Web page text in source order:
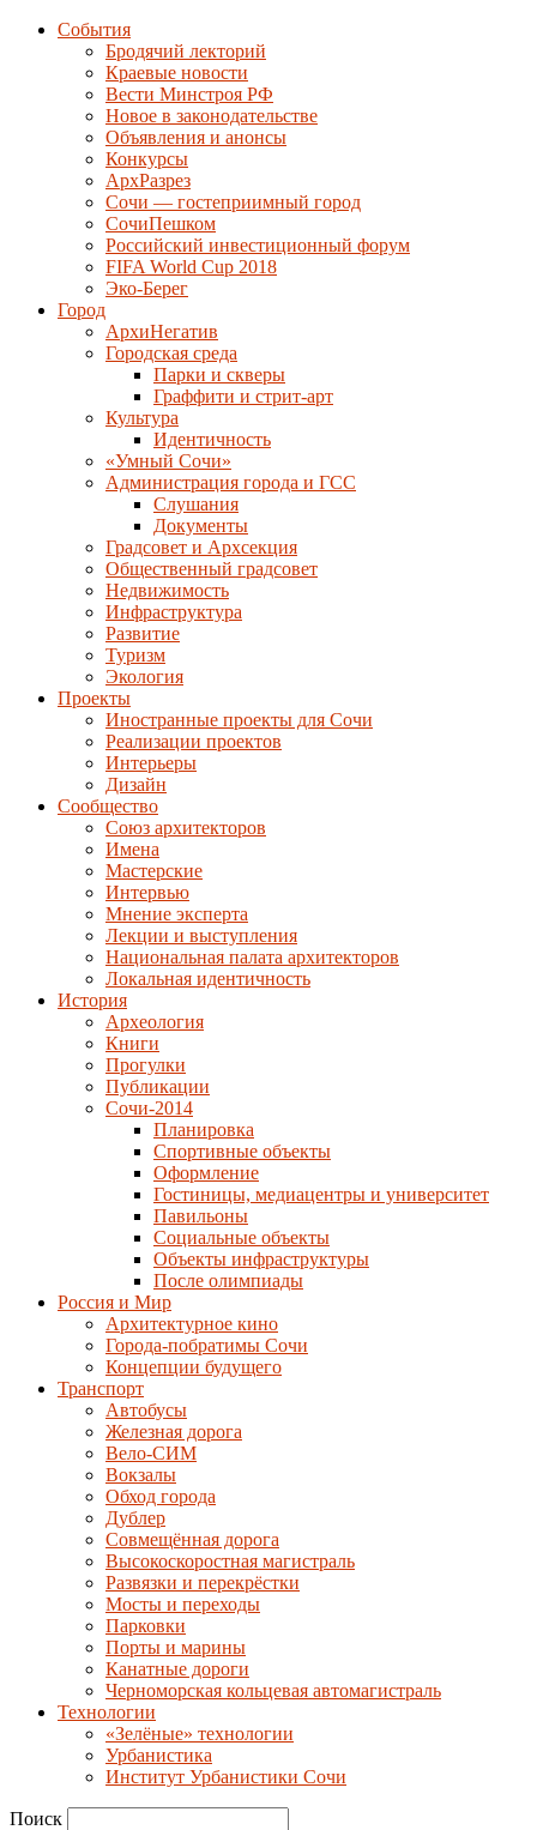
События
Бродячий лекторий
Краевые новости
Вести Минстроя РФ
Новое в законодательстве
Объявления и анонсы
Конкурсы
АрхРазрез
Сочи — гостеприимный город
СочиПешком
Российский инвестиционный форум
FIFA World Cup 2018
Эко-Берег
Город
АрхиНегатив
Городская среда
Парки и скверы
Граффити и стрит-арт
Культура
Идентичность
«Умный Сочи»
Администрация города и ГСС
Слушания
Документы
Градсовет и Архсекция
Общественный градсовет
Недвижимость
Инфраструктура
Развитие
Туризм
Экология
Проекты
Иностранные проекты для Сочи
Реализации проектов
Интерьеры
Дизайн
Сообщество
Союз архитекторов
Имена
Мастерские
Интервью
Мнение эксперта
Лекции и выступления
Национальная палата архитекторов
Локальная идентичность
История
Археология
Книги
Прогулки
Публикации
Сочи-2014
Планировка
Спортивные объекты
Оформление
Гостиницы, медиацентры и университет
Павильоны
Социальные объекты
Объекты инфраструктуры
После олимпиады
Россия и Мир
Архитектурное кино
Города-побратимы Сочи
Концепции будущего
Транспорт
Автобусы
Железная дорога
Вело-СИМ
Вокзалы
Обход города
Дублер
Совмещённая дорога
Высокоскоростная магистраль
Развязки и перекрёстки
Мосты и переходы
Парковки
Порты и марины
Канатные дороги
Черноморская кольцевая автомагистраль
Технологии
«Зелёные» технологии
Урбанистика
Институт Урбанистики Сочи
Поиск